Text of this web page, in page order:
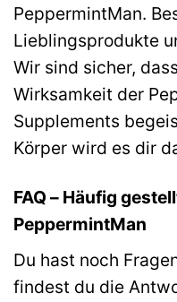
PeppermintMan.
Lieblingsprodukte
Wir sind sicher,
Wirksamkeit der
Supplements
Körper wird es dir
FAQ – Häufig
PeppermintMan
Du hast noch
findest du die